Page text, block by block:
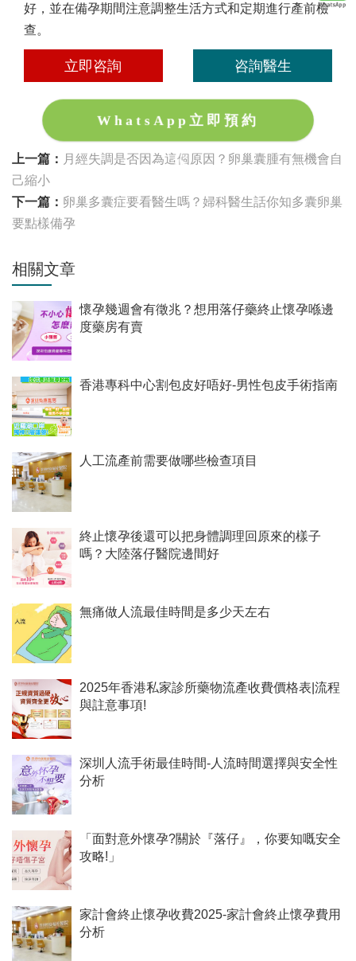
好，並在備孕期間注意調整生活方式和定期進行產前檢
查。
立即咨詢 咨詢醫生
WhatsApp立即預約
上一篇： 月經失調是否因為這個原因？卵巢囊腫有無機會自
己縮小
下一篇： 卵巢多囊症要看醫生嗎？婦科醫生話你知多囊卵巢
要點樣備孕
相關文章
懷孕幾週會有徵兆？想用落仔藥終止懷孕喺邊
度藥房有賣
香港專科中心割包皮好唔好-男性包皮手術指南
人工流產前需要做哪些檢查項目
終止懷孕後還可以把身體調理回原來的樣子
嗎？大陸落仔醫院邊間好
無痛做人流最佳時間是多少天左右
2025年香港私家診所藥物流產收費價格表|流程
與註意事項!
深圳人流手術最佳時間-人流時間選擇與安全性
分析
「面對意外懷孕?關於『落仔』，你要知嘅安全
攻略!」
家計會終止懷孕收費2025-家計會終止懷孕費用
分析